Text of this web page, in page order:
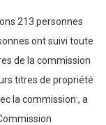
213 personnes
ont suivi toute
de la commission
titres de propriété
la commission:, a